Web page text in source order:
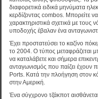
διαφορετικά ειδικά μηνύματα
κερδίζοντας combos. Μπορείτε
χαρακτηριστικά σχετικά με τους
υποδοχής έβαλαν ένα
Έχει προστατεύσει το καζίνο
το 2004. Ο τύπος μεταφράζεται
να καταλάβετε και σήμερα
ανταγωνισμός που παίζει έχουν
Ports. Κατά την πλοήγηση στον
στην Αμερική.
Ένα σύγχρονο τζάκποτ